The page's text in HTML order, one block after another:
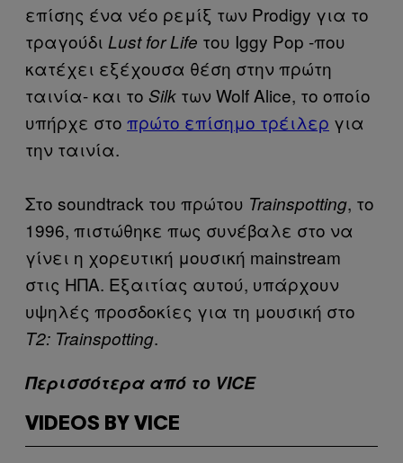
επίσης ένα νέο ρεμίξ των Prodigy για το
τραγούδι Lust for Life του Iggy Pop -που
κατέχει εξέχουσα θέση στην πρώτη
ταινία- και το Silk των Wolf Alice, το οποίο
υπήρχε στο πρώτο επίσημο τρέιλερ για
την ταινία.
Στο soundtrack του πρώτου Trainspotting, το
1996, πιστώθηκε πως συνέβαλε στο να
γίνει η χορευτική μουσική mainstream
στις ΗΠΑ. Εξαιτίας αυτού, υπάρχουν
υψηλές προσδοκίες για τη μουσική στο
Τ2: Trainspotting.
Περισσότερα από το VICE
VIDEOS BY VICE